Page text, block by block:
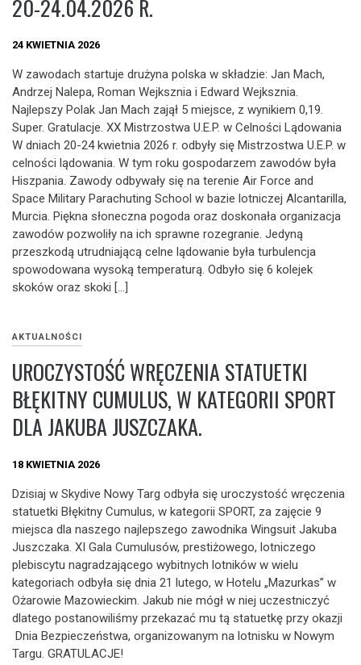
20-24.04.2026 R.
24 KWIETNIA 2026
W zawodach startuje drużyna polska w składzie: Jan Mach,
Andrzej Nalepa, Roman Wejksznia i Edward Wejksznia.
Najlepszy Polak Jan Mach zajął 5 miejsce, z wynikiem 0,19.
Super. Gratulacje. XX Mistrzostwa U.E.P. w Celności Lądowania
W dniach 20-24 kwietnia 2026 r. odbyły się Mistrzostwa U.E.P. w
celności lądowania. W tym roku gospodarzem zawodów była
Hiszpania. Zawody odbywały się na terenie Air Force and
Space Military Parachuting School w bazie lotniczej Alcantarilla,
Murcia. Piękna słoneczna pogoda oraz doskonała organizacja
zawodów pozwoliły na ich sprawne rozegranie. Jedyną
przeszkodą utrudniającą celne lądowanie była turbulencja
spowodowana wysoką temperaturą. Odbyło się 6 kolejek
skoków oraz skoki […]
AKTUALNOŚCI
UROCZYSTOŚĆ WRĘCZENIA STATUETKI
BŁĘKITNY CUMULUS, W KATEGORII SPORT
DLA JAKUBA JUSZCZAKA.
18 KWIETNIA 2026
Dzisiaj w Skydive Nowy Targ odbyła się uroczystość wręczenia
statuetki Błękitny Cumulus, w kategorii SPORT, za zajęcie 9
miejsca dla naszego najlepszego zawodnika Wingsuit Jakuba
Juszczaka. XI Gala Cumulusów, prestiżowego, lotniczego
plebiscytu nagradzającego wybitnych lotników w wielu
kategoriach odbyła się dnia 21 lutego, w Hotelu „Mazurkas” w
Ożarowie Mazowieckim. Jakub nie mógł w niej uczestniczyć
dlatego postanowiliśmy przekazać mu tą statuetkę przy okazji
Dnia Bezpieczeństwa, organizowanym na lotnisku w Nowym
Targu. GRATULACJE!